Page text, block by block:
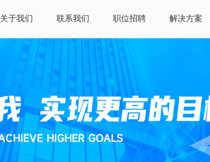
关于我们 联系我们 职位招聘 解决方案